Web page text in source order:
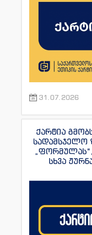
31.07.2026
ქარტია
სადამსჯელო
„ფორმულას“,
სხვა